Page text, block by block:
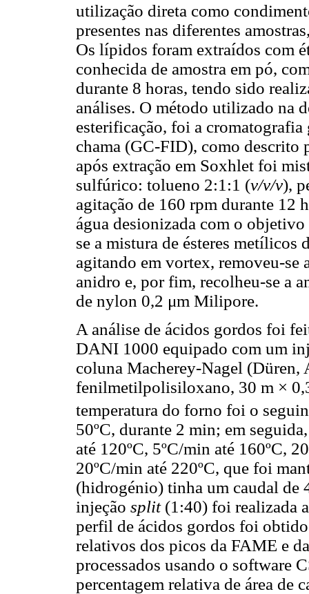
utilização direta como
presentes nas diferentes
Os lípidos foram extraídos com
conhecida de amostra em pó,
durante 8 horas, tendo sido
análises. O método utilizado na
esterificação, foi a cromatografia
chama (GC-FID), como descrito
após extração em Soxhlet foi
sulfúrico: tolueno 2:1:1 (v/v/v),
agitação de 160 rpm durante 12
água desionizada com o objetivo
se a mistura de ésteres
agitando em vortex, removeu-se
anidro e, por fim, recolheu-se a
de nylon 0,2 μm Milipore.
A análise de ácidos gordos foi
DANI 1000 equipado com um
coluna Macherey-Nagel
fenilmetilpolisiloxano, 30 m ×
temperatura do forno foi o
50ºC, durante 2 min; em
até 120ºC, 5ºC/min até 160ºC,
20ºC/min até 220ºC, que foi
(hidrogénio) tinha um caudal de
injeção split(1:40) foi realizada
perfil de ácidos gordos foi
relativos dos picos da FAME e
processados usando o software
percentagem relativa de área de